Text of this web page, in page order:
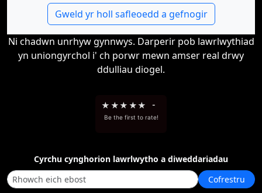
Gweld yr holl safleoedd a gefnogir
Ni chadwn unrhyw gynnwys. Darperir pob lawrlwythiad
yn uniongyrchol i' ch porwr mewn amser real drwy
ddulliau diogel.
★ ★★ ★★ -
Be the first to rate!
Cyrchu cynghorion lawrlwytho a diweddariadau
Cofrestru